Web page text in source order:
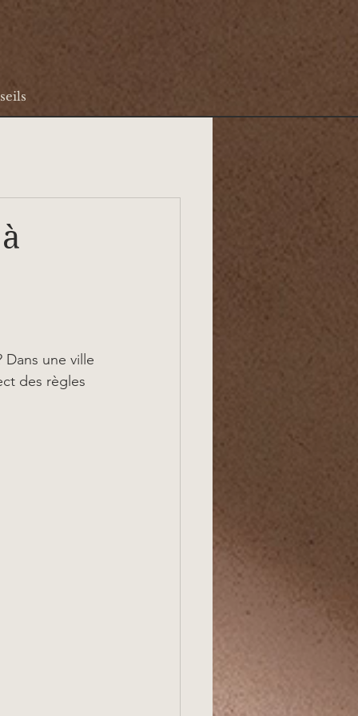
une ville
des règles